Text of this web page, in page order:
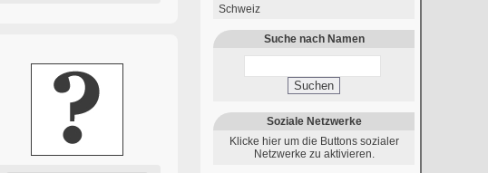
Schweiz
Suche nach Namen
Suchen
Soziale Netzwerke
Klicke hier um die Buttons sozialer
Netzwerke zu aktivieren.